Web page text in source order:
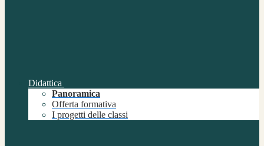
Didattica
Panoramica
Offerta formativa
I progetti delle classi